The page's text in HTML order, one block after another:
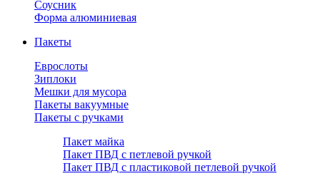
Соусник
Форма алюминиевая
Пакеты
Еврослоты
Зиплоки
Мешки для мусора
Пакеты вакуумные
Пакеты с ручками
Пакет майка
Пакет ПВД с петлевой ручкой
Пакет ПВД с пластиковой петлевой ручкой